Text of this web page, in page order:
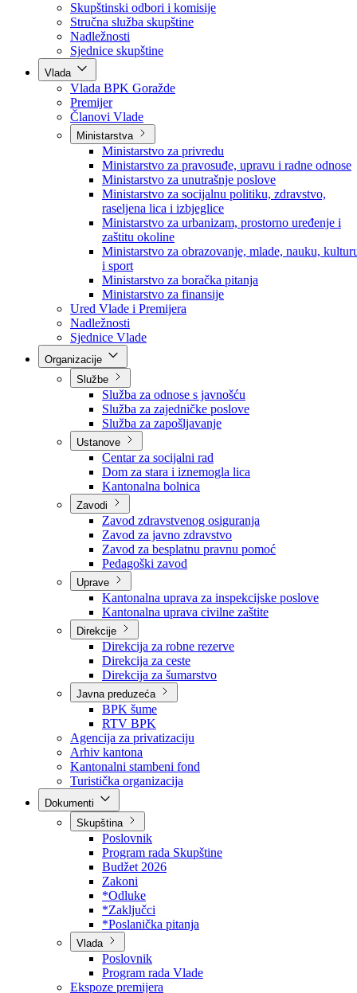
Poslanici po strankama
Poslanici po klubovima naroda
Kolegij skupštine
Skupštinski odbori i komisije
Stručna služba skupštine
Nadležnosti
Sjednice skupštine
Vlada
Vlada BPK Goražde
Premijer
Članovi Vlade
Ministarstva
Ministarstvo za privredu
Ministarstvo za pravosuđe, upravu i radne odnose
Ministarstvo za unutrašnje poslove
Ministarstvo za socijalnu politiku, zdravstvo,
raseljena lica i izbjeglice
Ministarstvo za urbanizam, prostorno uređenje i
zaštitu okoline
Ministarstvo za obrazovanje, mlade, nauku,
i sport
Ministarstvo za boračka pitanja
Ministarstvo za finansije
Ured Vlade i Premijera
Nadležnosti
Sjednice Vlade
Službe
Služba za odnose s javnošću
Služba za zajedničke poslove
Služba za zapošljavanje
Ustanove
Centar za socijalni rad
Dom za stara i iznemogla lica
Kantonalna bolnica
Zavodi
Zavod zdravstvenog osiguranja
Zavod za javno zdravstvo
Zavod za besplatnu pravnu pomoć
Pedagoški zavod
Uprave
Kantonalna uprava za inspekcijske poslove
Kantonalna uprava civilne zaštite
Direkcije
Direkcija za robne rezerve
Direkcija za ceste
Direkcija za šumarstvo
Javna preduzeća
BPK šume
RTV BPK
Agencija za privatizaciju
Arhiv kantona
Kantonalni stambeni fond
Turistička organizacija
Skupština
Poslovnik
Program rada Skupštine
Budžet 2026
Zakoni
*Odluke
*Zaključci
*Poslanička pitanja
Vlada